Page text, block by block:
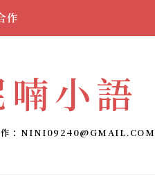
作
小語
： NINI09240@GMAIL.COM